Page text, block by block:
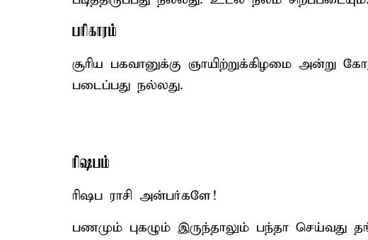
பரிகாரம்
சூரிய பகவானுக்கு ஞாயிற்றுக்கிழமை அன்று
படைப்பது நல்லது.
ரிஷபம்
ரிஷப ராசி அன்பர்களே!
பணமும் புகழும் இருந்தாலும் பந்தா செய்வது